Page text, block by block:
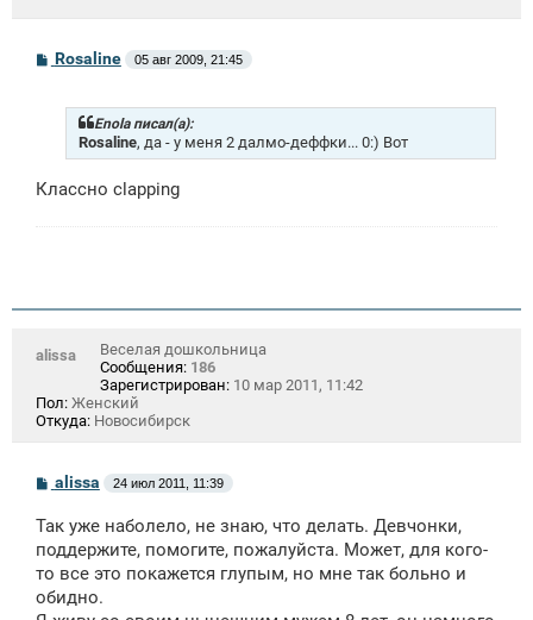
С
о
е
Rosaline 05 авг 2009, 21:45
Enola писал(а):
Rosaline, да - у меня 2 далмо-деффки... 0:) Вот
Классно clapping
alissa
Веселая дошкольница
Сообщения: 186
Зарегистрирован: 10 мар 2011, 11:42
Пол: Женский
Откуда: Новосибирск
С
о
б
щ
е
н
и
alissa 24 июл 2011, 11:39
Так уже наболело, не знаю, что делать. Девчонки,
поддержите, помогите, пожалуйста. Может, для кого-
то все это покажется глупым, но мне так больно и
обидно.